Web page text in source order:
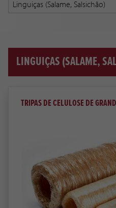
LINGUIÇAS (SALAME,
TRIPAS DE CELULOSE DE